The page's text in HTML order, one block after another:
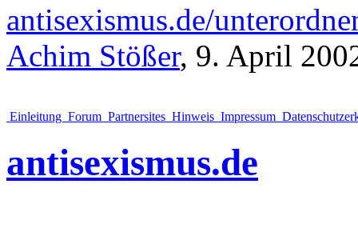
antisexismus.de/
Achim Stößer, 9. April
Einleitung Forum Partnersites Hinweis Impressum
antisexismus.de